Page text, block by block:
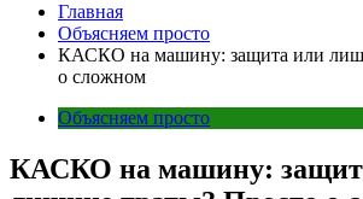
Главная
Объясняем просто
КАСКО на машину: защита или
о сложном
Объясняем просто
КАСКО на машину: